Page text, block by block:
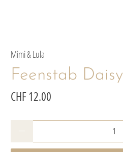
Mimi & Lula
Feenstab Daisy
CHF 12.00